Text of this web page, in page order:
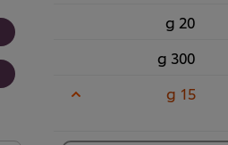
20 g
300 g
15 g